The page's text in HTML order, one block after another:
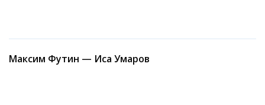
Максим Футин — Иса Умаров